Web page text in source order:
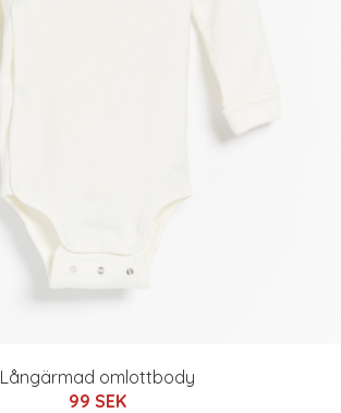
Långärmad omlottbody
99 SEK